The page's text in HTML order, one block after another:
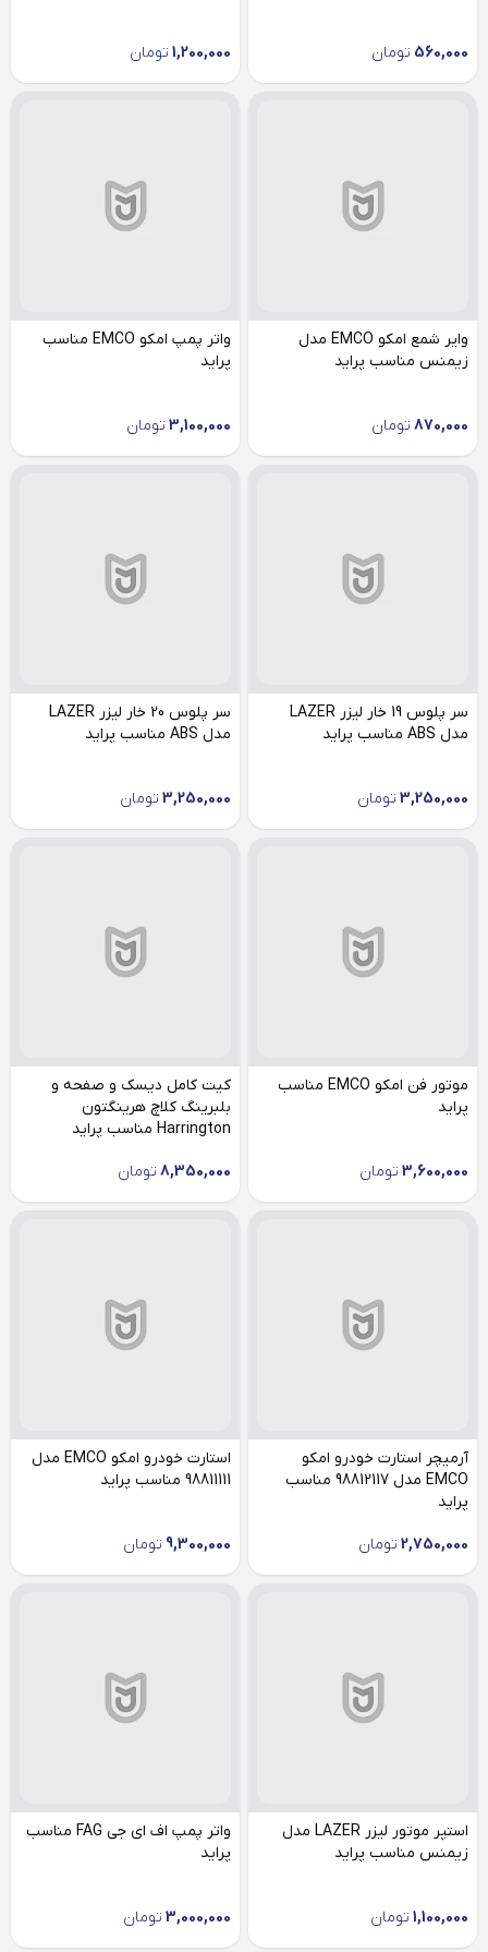
560,000 تومان 1,200,000 تومان
وایر شمع امکو EMCO مدل
زیمنس مناسب پراید
870,000 تومان
واتر پمپ امکو EMCO مناسب
پراید
3,100,000 تومان
سر پلوس 19 خار لیزر LAZER
مدل ABS مناسب پراید
3,250,000 تومان
سر پلوس 20 خار لیزر LAZER
مدل ABS مناسب پراید
3,250,000 تومان
موتور فن امکو EMCO مناسب
پراید
3,600,000 تومان
کیت کامل دیسک و صفحه و
بلبرینگ کلاچ هرینگتون
Harrington مناسب پراید
8,350,000 تومان
آرمیچر استارت خودرو امکو
EMCO مدل 98812117 مناسب
پراید
2,750,000 تومان
استارت خودرو امکو EMCO مدل
98811111 مناسب پراید
9,300,000 تومان
استپر موتور لیزر LAZER مدل
زیمنس مناسب پراید
1,100,000 تومان
واتر پمپ اف ای جی FAG مناسب
پراید
3,000,000 تومان